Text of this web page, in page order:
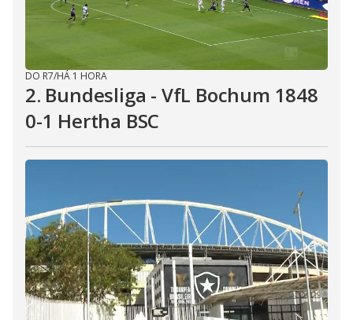
DO R7/HÁ 1 HORA
2. Bundesliga - VfL Bochum 1848
0-1 Hertha BSC